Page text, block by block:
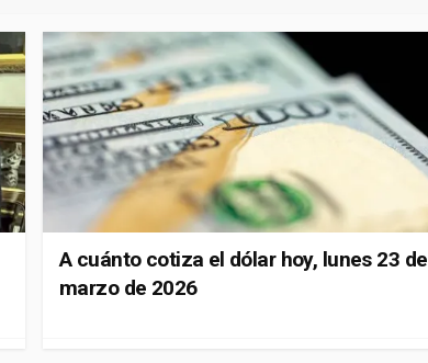
A cuánto cotiza el dólar hoy, lunes 23 de
marzo de 2026